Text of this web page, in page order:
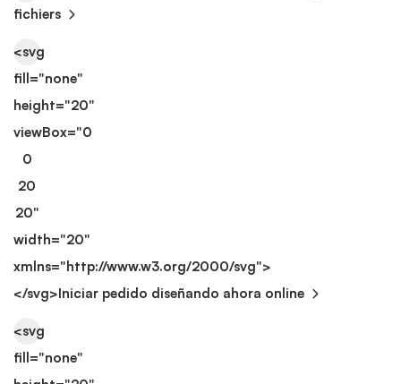
fichiers
<svg
fill="none"
height="20"
viewBox="0
0
20
20"
width="20"
xmlns="http://www.w3.org/2000/svg">
</svg>Iniciar pedido diseñando ahora online
<svg
fill="none"